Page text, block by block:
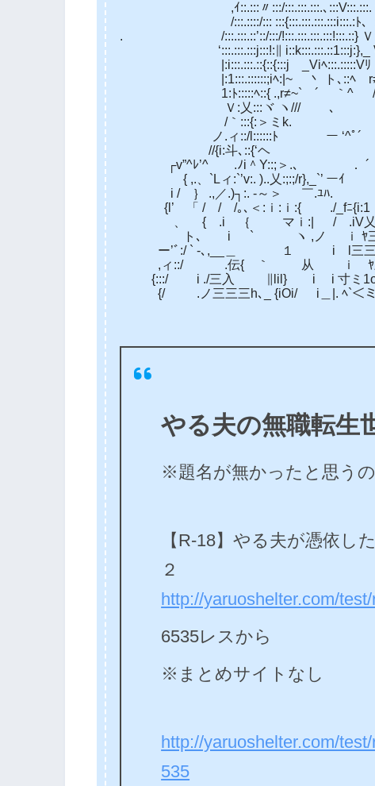
,ｲ::.:::〃:::/:::.:::.:::.､:::V:::.:::.ヽ
/:::.::::/::: :::{:::.:::.:::.:::i:::.:ﾄ、:::Y:
. /:::.:::.::’::/:::/!:::.:::.:::.:::!:::.::} Ｖ
‘:::.:::.:::j:::!:∥ i::k:::.:::.::1:::j:},_ V:}
|:i:::.:::.::{::{:::j _Viﾍ:::.:::::Vﾘ ｀}/
|:1:::.::::::;iﾍ:|~ 丶 ト､::ﾍ r≠≡ｰ
1:ﾄ:::::ﾍ::{ .,r≠~` ´ ｀^ ///./ﾍヽ
Ｖ:乂:::ヾ ヽ/// ､ ,.∠ﾍ.
/｀:::{:＞ミk. _, ＼
ノ.ィ::/l::::::ﾄ ー ‘^ﾟ´ ,
//{i:斗､::{‘ヘ ノ
┌v”^ﾚ’^ .ﾉi＾Y::;＞.､ ． ´
{ ,.、`Lィ:`’v:. )..乂:;:;/r},_`’ ーｲ ,..
i / ｝ .,／.)┐:. -～＞ ￣.ﾕﾊ. {liYﾐ
{l’ 「 / / /｡､＜:ｉ:ｉ:{ ./_fﾆ{i:1
、 ゝ{ .i ｛ マｉ:| / .iV乂}
ト､ i ` ヽ ,ノ ｉ ﾔ三ｈ､ /
ー’ﾞ:/ ` -､,__＿ １ i l三三
,ィ::/ .伝{ ｀ 从 ｉ ﾔ三ﾐ
{:::/ i ./三入 ∥lil} i i 寸ミ
{/ .ノ三三三h､_ {iOi/ i＿
やる夫の無職転生
※題名が無かったと思う
【R-18】やる夫が憑依
２
http://yaruoshelter.com/
6535レスから
※まとめサイトなし
http://yaruoshelter.com/
535